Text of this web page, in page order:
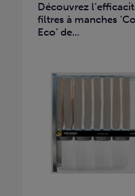
Découvrez
filtres à manches
Eco’ de...